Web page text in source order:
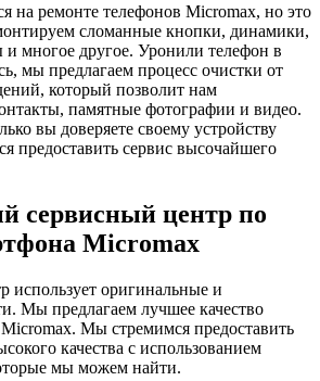
на ремонте телефонов Micromax, но это
сломанные кнопки, динамики,
многое другое. Уронили телефон в
мы предлагаем процесс очистки от
который позволит нам
памятные фотографии и видео.
вы доверяете своему устройству
предоставить сервис высочайшего
сервисный центр по
Micromax
использует оригинальные и
Мы предлагаем лучшее качество
Мы стремимся предоставить
качества с использованием
мы можем найти.